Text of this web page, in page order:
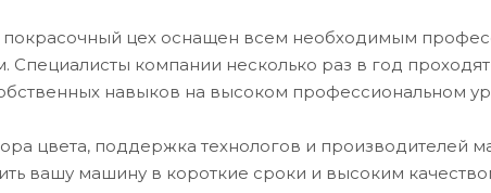
покрасочный цех оснащен всем необходимым
Специалисты компании несколько раз в год
навыков на высоком профессиональном
цвета, поддержка технологов и производителей
вашу машину в короткие сроки и высоким